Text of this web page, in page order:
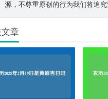
源，不尊重原创的行为我们将追
章